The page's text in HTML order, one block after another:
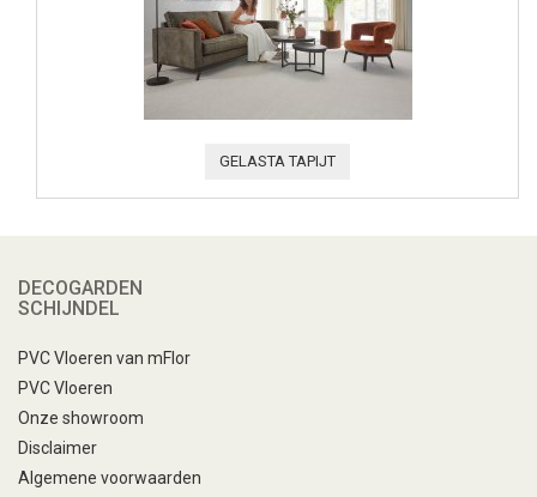
GELASTA TAPIJT
DECOGARDEN
SCHIJNDEL
PVC Vloeren van mFlor
PVC Vloeren
Onze showroom
Disclaimer
Algemene voorwaarden